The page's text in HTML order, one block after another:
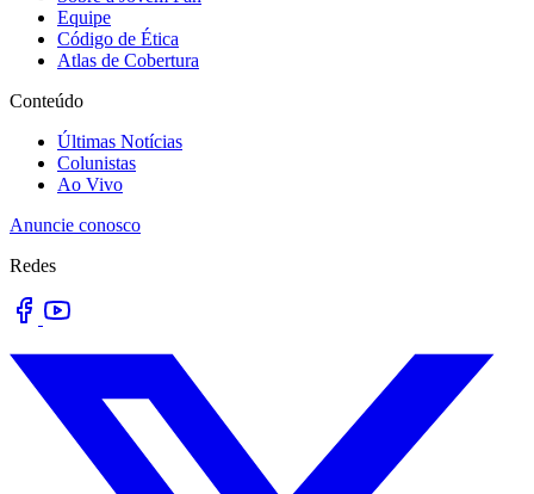
Equipe
Código de Ética
Atlas de Cobertura
Conteúdo
Últimas Notícias
Colunistas
Ao Vivo
Anuncie conosco
Redes